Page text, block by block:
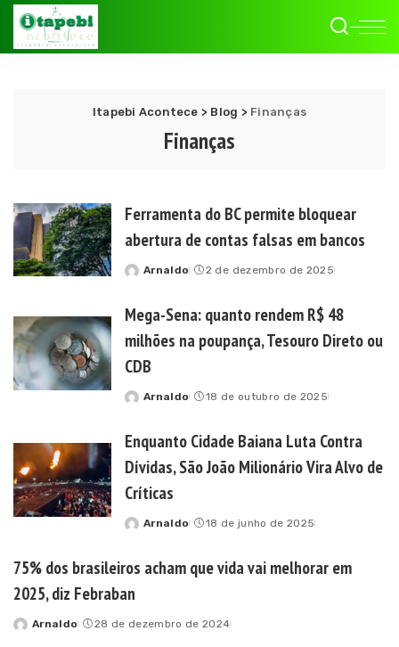
Itapebi Acontece > Blog > Finanças
Finanças
Ferramenta do BC permite bloquear
abertura de contas falsas em bancos
Posted
Arnaldo 2 de dezembro de 2025
Mega-Sena: quanto rendem R$ 48
milhões na poupança, Tesouro Direto ou
CDB
Posted
Arnaldo 18 de outubro de 2025
Enquanto Cidade Baiana Luta Contra
Dívidas, São João Milionário Vira Alvo de
Críticas
Posted
Arnaldo 18 de junho de 2025
75% dos brasileiros acham que vida vai melhorar em
2025, diz Febraban
Posted
Arnaldo 28 de dezembro de 2024